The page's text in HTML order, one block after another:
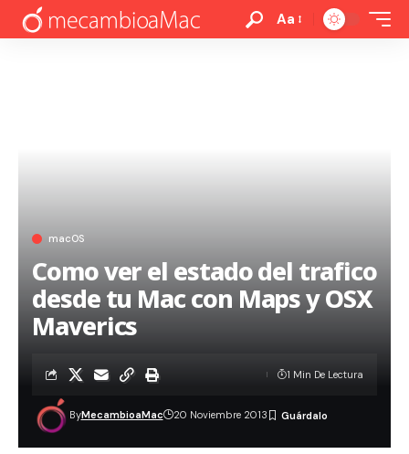
Aa
macOS
Como ver el estado del trafico
desde tu Mac con Maps y OSX
Maverics
ByMecambioaMac 20 Noviembre 2013
1 Min De Lectura